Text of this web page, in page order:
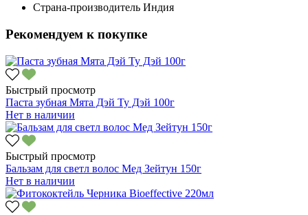
Страна-производитель Индия
Рекомендуем к покупке
Быстрый просмотр
Паста зубная Мята Дэй Ту Дэй 100г
Нет в наличии
Быстрый просмотр
Бальзам для светл волос Мед Зейтун 150г
Нет в наличии